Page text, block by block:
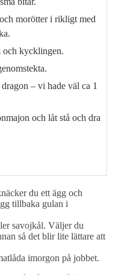
morötter i rikligt med
och kycklingen.
– vi hade väl ca 1
och låt stå och dra
du ett ägg och
tillbaka gulan i
savojkål. Väljer du
så det blir lite lättare att
imorgon på jobbet.